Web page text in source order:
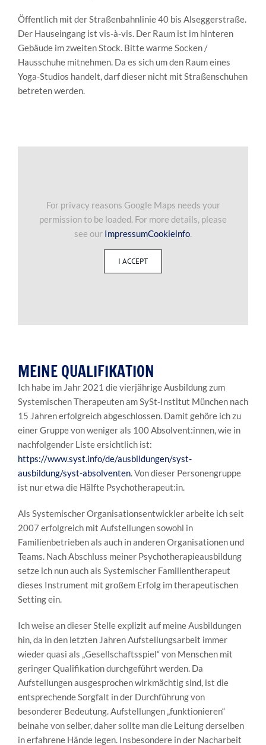
Öffentlich mit der Straßenbahnlinie 40 bis Alseggerstraße.
Der Hauseingang ist vis-à-vis. Der Raum ist im hinteren
Gebäude im zweiten Stock. Bitte warme Socken /
Hausschuhe mitnehmen. Da es sich um den Raum eines
Yoga-Studios handelt, darf dieser nicht mit Straßenschuhen
betreten werden.
For privacy reasons Google Maps needs your
permission to be loaded. For more details, please
see our ImpressumCookieinfo.
I ACCEPT
MEINE QUALIFIKATION
Ich habe im Jahr 2021 die vierjährige Ausbildung zum
Systemischen Therapeuten am SySt-Institut München nach
15 Jahren erfolgreich abgeschlossen. Damit gehöre ich zu
einer Gruppe von weniger als 100 Absolvent:innen, wie in
nachfolgender Liste ersichtlich ist:
https://www.syst.info/de/ausbildungen/syst-
ausbildung/syst-absolventen. Von dieser Personengruppe
ist nur etwa die Hälfte Psychotherapeut:in.
Als Systemischer Organisationsentwickler arbeite ich seit
2007 erfolgreich mit Aufstellungen sowohl in
Familienbetrieben als auch in anderen Organisationen und
Teams. Nach Abschluss meiner Psychotherapieausbildung
setze ich nun auch als Systemischer Familientherapeut
dieses Instrument mit großem Erfolg im therapeutischen
Setting ein.
Ich weise an dieser Stelle explizit auf meine Ausbildungen
hin, da in den letzten Jahren Aufstellungsarbeit immer
wieder quasi als „Gesellschaftsspiel“ von Menschen mit
geringer Qualifikation durchgeführt werden. Da
Aufstellungen ausgesprochen wirkmächtig sind, ist die
entsprechende Sorgfalt in der Durchführung von
besonderer Bedeutung. Aufstellungen „funktionieren“
beinahe von selber, daher sollte man die Leitung derselben
in erfahrene Hände legen. Insbesondere in der Nacharbeit